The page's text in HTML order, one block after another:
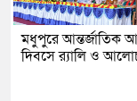
মধুপুরে আন্তর্জাতিক
দিবসে র‍্যালি ও